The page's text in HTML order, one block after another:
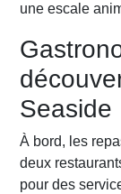
une escale
Seaside
À bord, les
deux
pour des